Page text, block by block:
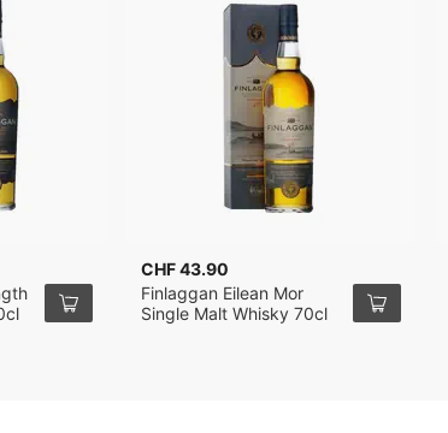
CHF 43.90
Finlaggan Eilean Mor
Single Malt Whisky 70cl